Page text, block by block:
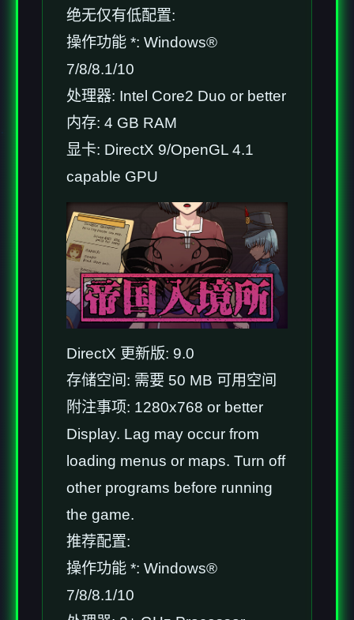
绝无仅有低配置:
操作功能 *: Windows®
7/8/8.1/10
处理器: Intel Core2 Duo or better
内存: 4 GB RAM
显卡: DirectX 9/OpenGL 4.1
capable GPU
DirectX 更新版: 9.0
存储空间: 需要 50 MB 可用空间
附注事项: 1280x768 or better
Display. Lag may occur from
loading menus or maps. Turn off
other programs before running
the game.
推荐配置:
操作功能 *: Windows®
7/8/8.1/10